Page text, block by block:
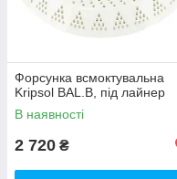
Форсунка всмоктувальна
Kripsol BAL.B, під лайнер
В наявності
2 720 ₴